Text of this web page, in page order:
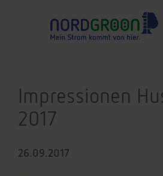
Impressionen
2017
26.09.2017